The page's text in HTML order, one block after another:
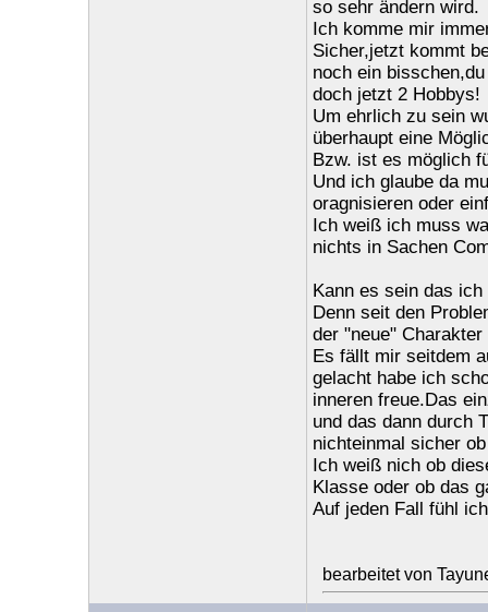
so sehr ändern wird.
Ich komme mir
Sicher,jetzt kommt
noch ein
doch jetzt 2 Hobbys!
Um ehrlich zu sein
überhaupt eine
Bzw. ist es möglich
Und ich glaube da
oragnisieren oder
Ich weiß ich muss
nichts in Sachen
Kann es sein das
Denn seit den
der "neue"
Es fällt mir seitdem
gelacht habe ich
inneren freue.Das
und das dann durch
nichteinmal sicher
Ich weiß nich ob
Klasse oder ob das
Auf jeden Fall fühl
bearbeitet von